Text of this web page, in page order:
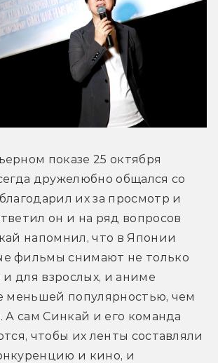
показе 25 октября
дружелюбно общался со
их за просмотр и
он и на ряд вопросов
напомнил, что в Японии
фильмы снимают не только
для взрослых, и аниме
меньшей популярностью, чем
А сам Синкай и его команда
чтобы их ленты составляли
и кино, и